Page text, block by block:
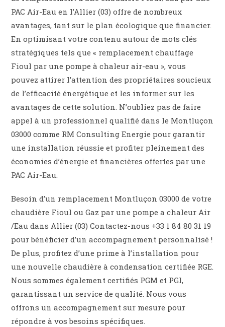
PAC Air-Eau en l’Allier (03) offre de nombreux
avantages, tant sur le plan écologique que financier.
En optimisant votre contenu autour de mots clés
stratégiques tels que « remplacement chauffage
Fioul par une pompe à chaleur air-eau », vous
pouvez attirer l’attention des propriétaires soucieux
de l’efficacité énergétique et les informer sur les
avantages de cette solution. N’oubliez pas de faire
appel à un professionnel qualifié dans le Montluçon
03000 comme RM Consulting Energie pour garantir
une installation réussie et profiter pleinement des
économies d’énergie et financières offertes par une
PAC Air-Eau.
Besoin d’un remplacement Montluçon 03000 de votre
chaudière Fioul ou Gaz par une pompe a chaleur Air
/Eau dans Allier (03) Contactez-nous +33 1 84 80 31 19
pour bénéficier d’un accompagnement personnalisé !
De plus, profitez d’une prime à l’installation pour
une nouvelle chaudière à condensation certifiée RGE.
Nous sommes également certifiés PGM et PGI,
garantissant un service de qualité. Nous vous
offrons un accompagnement sur mesure pour
répondre à vos besoins spécifiques.